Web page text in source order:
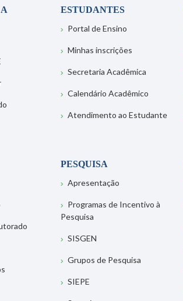
ESTUDANTES
Portal de Ensino
Minhas inscrições
Secretaria Acadêmica
Calendário Acadêmico
Atendimento ao Estudante
PESQUISA
Apresentação
Programas de Incentivo à
Pesquisa
SISGEN
Grupos de Pesquisa
SIEPE